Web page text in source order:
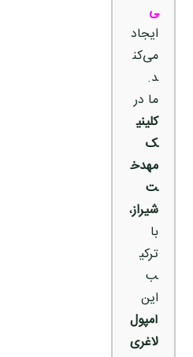
ی
ایجاد
می‌کن
د.
ما در
کلینی
ک
مهدخ
ت
شیراز،
با
ترکی
ب
این
آمپول
لاغری